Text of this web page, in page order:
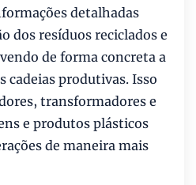
detalhadas
dos resíduos reciclados e
de forma concreta a
cadeias produtivas. Isso
transformadores e
e produtos plásticos
de maneira mais